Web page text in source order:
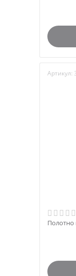
Артикул:
Полотно